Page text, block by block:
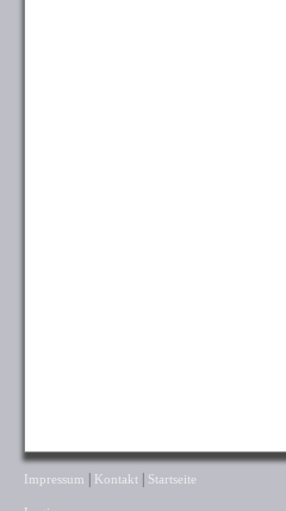
Impressum | Kontakt | Startseite